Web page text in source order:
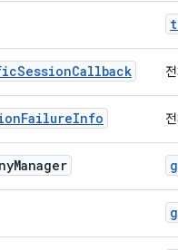
Manager